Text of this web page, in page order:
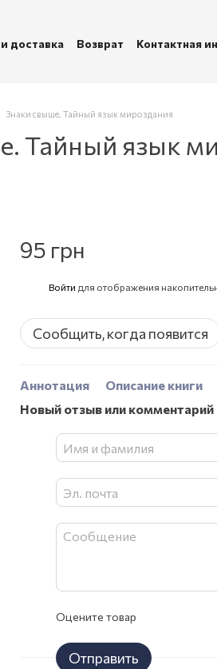
доставка Возврат
Контактная
Знаки свыше. Тайный язык мироздания
Тайный язык
95 грн
Войти для отображения
Сообщить, когда появится
Аннотация
Описание книги
Новый отзыв или комментарий
Оцените товар
Отправить